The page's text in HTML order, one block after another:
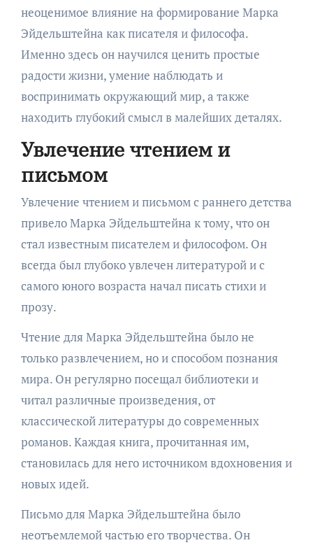
неоценимое влияние на формирование Марка
Эйдельштейна как писателя и философа.
Именно здесь он научился ценить простые
радости жизни, умение наблюдать и
воспринимать окружающий мир, а также
находить глубокий смысл в малейших деталях.
Увлечение чтением и
письмом
Увлечение чтением и письмом с раннего детства
привело Марка Эйдельштейна к тому, что он
стал известным писателем и философом. Он
всегда был глубоко увлечен литературой и с
самого юного возраста начал писать стихи и
прозу.
Чтение для Марка Эйдельштейна было не
только развлечением, но и способом познания
мира. Он регулярно посещал библиотеки и
читал различные произведения, от
классической литературы до современных
романов. Каждая книга, прочитанная им,
становилась для него источником вдохновения и
новых идей.
Письмо для Марка Эйдельштейна было
неотъемлемой частью его творчества. Он